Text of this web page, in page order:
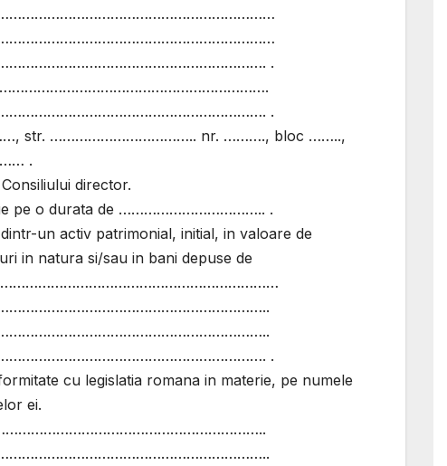
.
.
str. …………………………….. nr. ………., bloc ……..,
.
director.
pe o durata de …………………………….. .
un activ patrimonial, initial, in valoare de
natura si/sau in bani depuse de
.
cu legislatia romana in materie, pe numele
ei.